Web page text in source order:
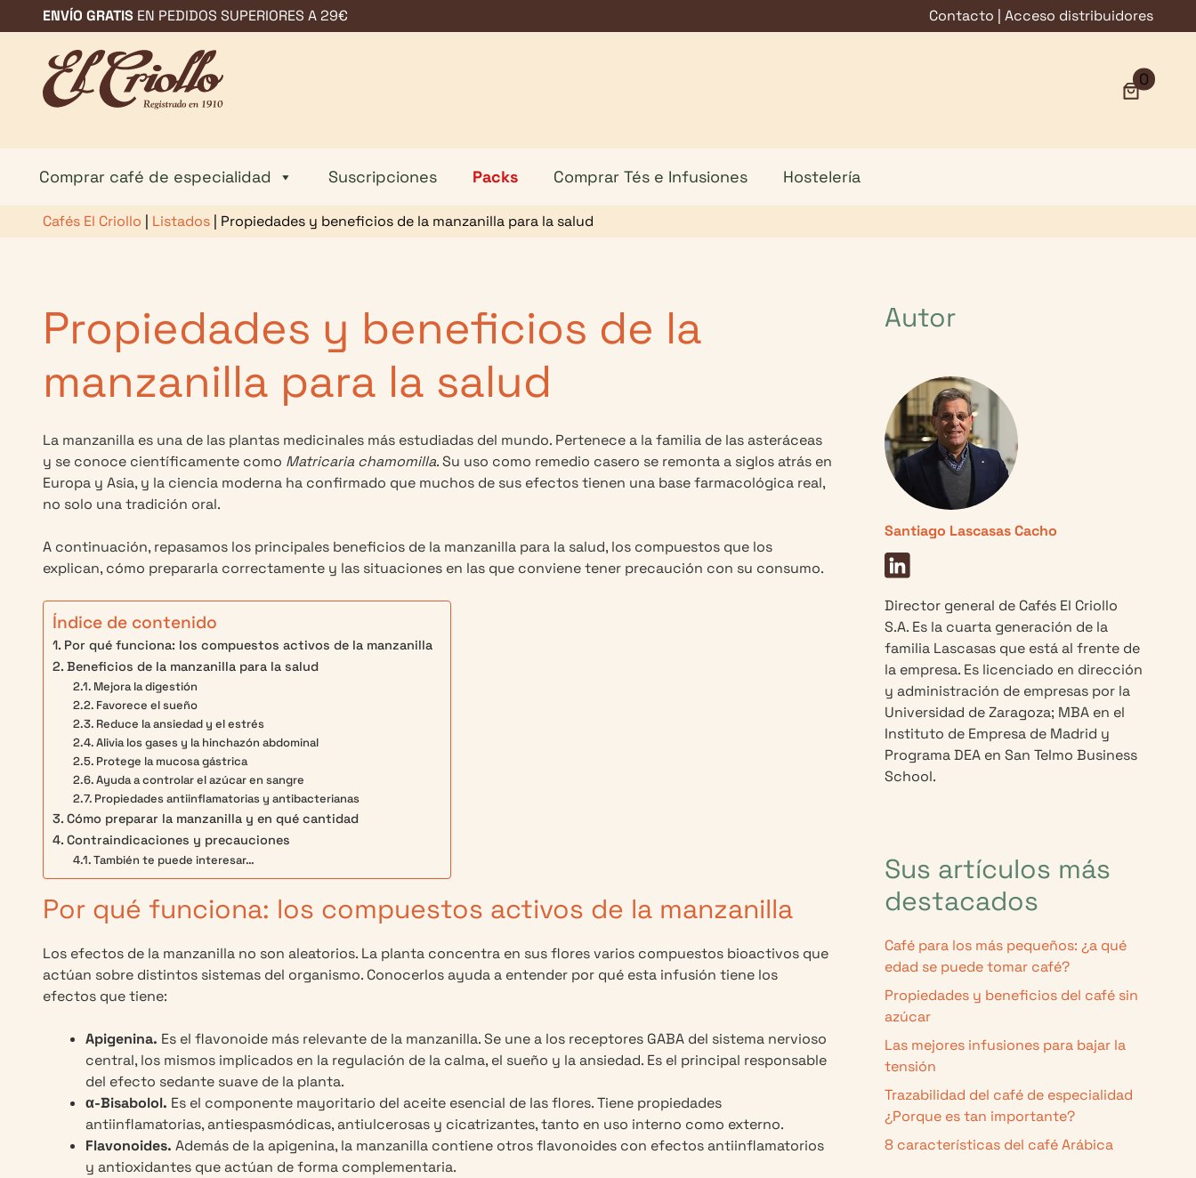
al
contenido
ENVÍO GRATIS EN PEDIDOS SUPERIORES A 29€ Contacto Acceso distribuidores
0
Comprar café de especialidad Suscripciones Packs Comprar Tés e Infusiones Hostelería
Cafés El Criollo Listados Propiedades y beneficios de la manzanilla para la salud
Propiedades y beneficios de la
manzanilla para la salud
La manzanilla es una de las plantas medicinales más estudiadas del mundo. Pertenece a la familia de las asteráceas
y se conoce científicamente como Matricaria chamomilla. Su uso como remedio casero se remonta a siglos atrás en
Europa y Asia, y la ciencia moderna ha confirmado que muchos de sus efectos tienen una base farmacológica real,
no solo una tradición oral.
A continuación, repasamos los principales beneficios de la manzanilla para la salud, los compuestos que los
explican, cómo prepararla correctamente y las situaciones en las que conviene tener precaución con su consumo.
Índice de contenido
Por qué funciona: los compuestos activos de la manzanilla
Beneficios de la manzanilla para la salud
Mejora la digestión
Favorece el sueño
Reduce la ansiedad y el estrés
Alivia los gases y la hinchazón abdominal
Protege la mucosa gástrica
Ayuda a controlar el azúcar en sangre
Propiedades antiinflamatorias y antibacterianas
Cómo preparar la manzanilla y en qué cantidad
Contraindicaciones y precauciones
También te puede interesar…
Por qué funciona: los compuestos activos de la manzanilla
Los efectos de la manzanilla no son aleatorios. La planta concentra en sus flores varios compuestos bioactivos que
actúan sobre distintos sistemas del organismo. Conocerlos ayuda a entender por qué esta infusión tiene los
efectos que tiene:
Apigenina. Es el flavonoide más relevante de la manzanilla. Se une a los receptores GABA del sistema nervioso
central, los mismos implicados en la regulación de la calma, el sueño y la ansiedad. Es el principal responsable
del efecto sedante suave de la planta.
α-Bisabolol. Es el componente mayoritario del aceite esencial de las flores. Tiene propiedades
antiinflamatorias, antiespasmódicas, antiulcerosas y cicatrizantes, tanto en uso interno como externo.
Flavonoides. Además de la apigenina, la manzanilla contiene otros flavonoides con efectos antiinflamatorios
y antioxidantes que actúan de forma complementaria.
Autor
Santiago Lascasas Cacho
Director general de Cafés El Criollo
S.A. Es la cuarta generación de la
familia Lascasas que está al frente de
la empresa. Es licenciado en dirección
y administración de empresas por la
Universidad de Zaragoza; MBA en el
Instituto de Empresa de Madrid y
Programa DEA en San Telmo Business
School.
Sus artículos más
destacados
Café para los más pequeños: ¿a qué
edad se puede tomar café?
Propiedades y beneficios del café sin
azúcar
Las mejores infusiones para bajar la
tensión
Trazabilidad del café de especialidad
¿Porque es tan importante?
8 características del café Arábica